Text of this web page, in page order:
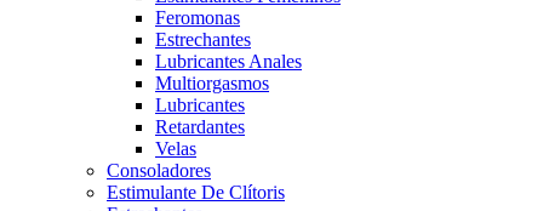
Feromonas
Estrechantes
Lubricantes Anales
Multiorgasmos
Lubricantes
Retardantes
Velas
Consoladores
Estimulante De Clítoris